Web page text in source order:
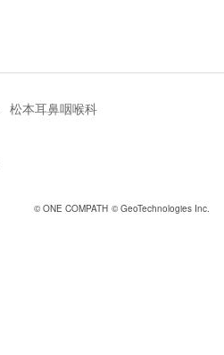
松本耳鼻咽喉科
© ONE COMPATH © GeoTechnologies Inc.